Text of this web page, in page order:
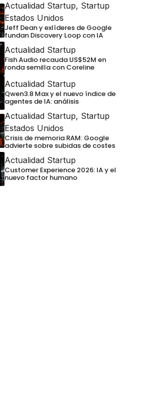
Actualidad Startup, Startup
Estados Unidos
Jeff Dean y exlíderes de Google
fundan Discovery Loop con IA
Actualidad Startup
Fish Audio recauda US$52M en
ronda semilla con Coreline
Actualidad Startup
Qwen3.8 Max y el nuevo índice de
agentes de IA: análisis
Actualidad Startup, Startup
Estados Unidos
Crisis de memoria RAM: Google
advierte sobre subidas de costes
Actualidad Startup
Customer Experience 2026: IA y el
nuevo factor humano